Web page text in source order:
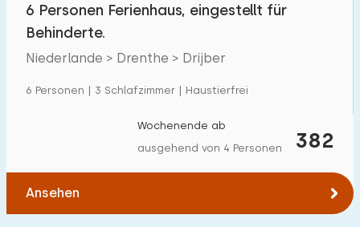
Kinderanimation
Kindereinrichtungen im Park
Zugänglichkeit
Eingeschränkte Mobilität
Rollstuhlgerecht
Hilfsmittel 5
6 Personen Ferienhaus, eingestellt für
Behinderte.
Niederlande > Drenthe > Drijber
6 Personen | 3 Schlafzimmer | Haustierfrei
382
Wochenende ab
ausgehend von 4 Personen
Ansehen